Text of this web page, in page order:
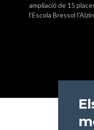
ampliació de 15
l’Escola Bressol